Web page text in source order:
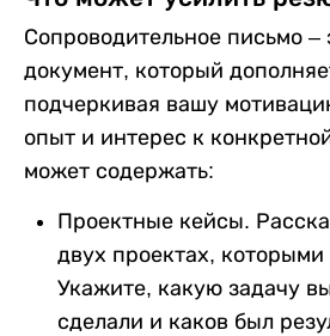
Сопроводительное письмо –
документ, который
подчеркивая вашу
опыт и интерес к
может содержать:
Проектные кейсы.
двух проектах, которыми
Укажите, какую задачу
сделали и каков был